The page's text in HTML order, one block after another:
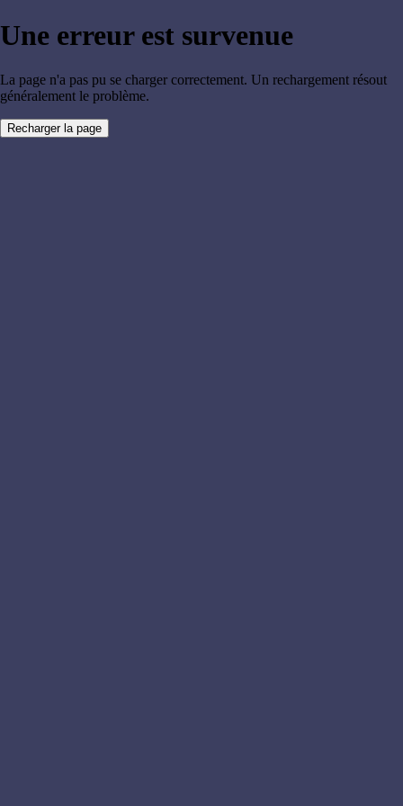
Une erreur est survenue
La page n'a pas pu se charger correctement. Un rechargement résout
généralement le problème.
Recharger la page